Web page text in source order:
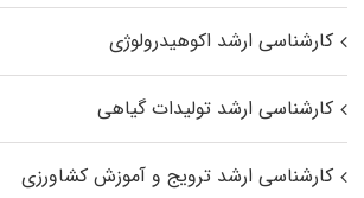
کارشناسی ارشد اکوهیدرولوژی
کارشناسی ارشد تولیدات گیاهی
کارشناسی ارشد ترویج و آموزش کشاورزی